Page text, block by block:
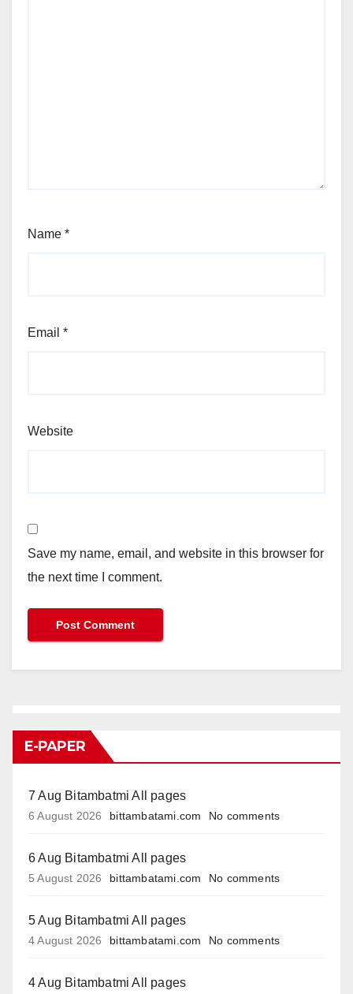
Name *
Email *
Website
Save my name, email, and website in this browser for
the next time I comment.
E-PAPER
7 Aug Bitambatmi All pages
6 August 2026 bittambatami.com No comments
6 Aug Bitambatmi All pages
5 August 2026 bittambatami.com No comments
5 Aug Bitambatmi All pages
4 August 2026 bittambatami.com No comments
4 Aug Bitambatmi All pages